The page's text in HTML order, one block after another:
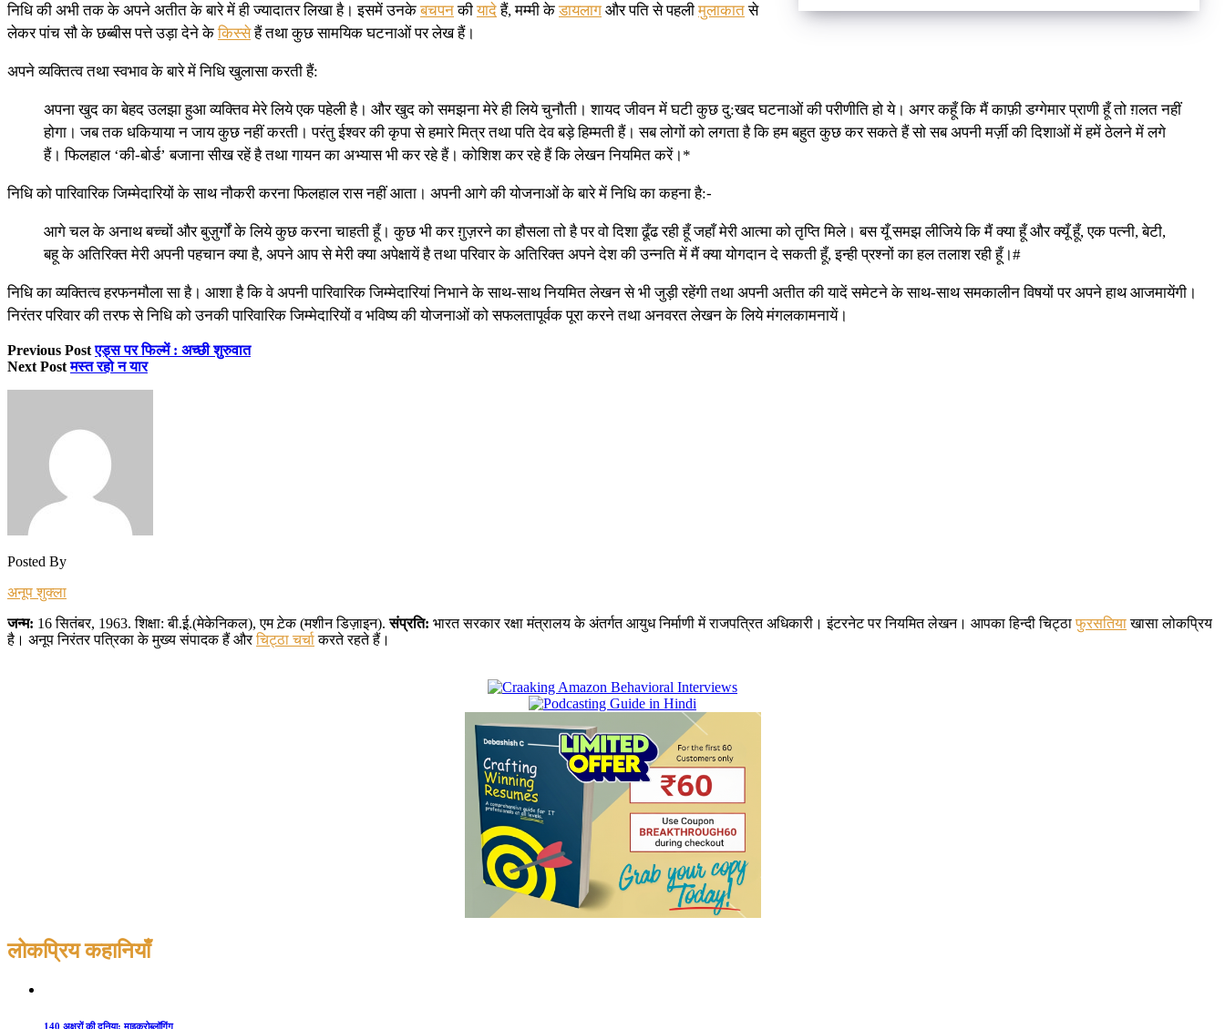
निधि की अभी तक के अपने अतीत के बारे में ही ज्यादातर लिखा है। इसमें उनकेबचपनकीयादेहैं, मम्मी केडायलाग और पति से पहलीमुलाकातसे
लेकर पांच सौ के छब्बीस पत्ते उड़ा देने केकिस्सेहैं तथा कुछ सामयिक घटनाओं पर लेख हैं।
अपने व्यक्तित्व तथा स्वभाव के बारे में निधि खुलासा करती हैं:
अपना खुद का बेहद उलझा हुआ व्यक्तिव मेरे लिये एक पहेली है। और खुद को समझना मेरे ही लिये चुनौती। शायद जीवन में घटी कुछ दु:खद घटनाओं की परीणीति हो ये। अगर कहूँ कि मैं काफ़ी डग्गेमार प्राणी हूँ तो ग़लत नहीं
होगा। जब तक धकियाया न जाय कुछ नहीं करती। परंतु ईश्वर की कृपा से हमारे मित्र तथा पति देव बड़े हिम्मती हैं। सब लोगों को लगता है कि हम बहुत कुछ कर सकते हैं सो सब अपनी मर्ज़ी की दिशाओं में हमें ठेलने में लगे
हैं। फिलहाल ‘की-बोर्ड’ बजाना सीख रहें है तथा गायन का अभ्यास भी कर रहे हैं। कोशिश कर रहे हैं कि लेखन नियमित करें।*
निधि को पारिवारिक जिम्मेदारियों के साथ नौकरी करना फिलहाल रास नहीं आता। अपनी आगे की योजनाओं के बारे में निधि का कहना है:-
आगे चल के अनाथ बच्चों और बुज़ुर्गों के लिये कुछ करना चाहती हूँ। कुछ भी कर ग़ुज़रने का हौसला तो है पर वो दिशा ढूँढ रही हूँ जहाँ मेरी आत्मा को तृप्ति मिले। बस यूँ समझ लीजिये कि मैं क्या हूँ और क्यूँ हूँ, एक पत्नी, बेटी,
बहू के अतिरिक्त मेरी अपनी पहचान क्या है, अपने आप से मेरी क्या अपेक्षायें है तथा परिवार के अतिरिक्त अपने देश की उन्नति में मैं क्या योगदान दे सकती हूँ, इन्ही प्रश्नों का हल तलाश रही हूँ।#
निधि का व्यक्तित्व हरफनमौला सा है। आशा है कि वे अपनी पारिवारिक जिम्मेदारियां निभाने के साथ-साथ नियमित लेखन से भी जुड़ी रहेंगी तथा अपनी अतीत की यादें समेटने के साथ-साथ समकालीन विषयों पर अपने हाथ आजमायेंगी।
निरंतर परिवार की तरफ से निधि को उनकी पारिवारिक जिम्मेदारियों व भविष्य की योजनाओं को सफलतापूर्वक पूरा करने तथा अनवरत लेखन के लिये मंगलकामनायें।
Previous Post एड्स पर फिल्में : अच्छी शुरुवात
Next Post मस्त रहो न यार
Posted By
अनूप शुक्ला
जन्म: 16 सितंबर, 1963. शिक्षा: बी.ई़.(मेकेनिकल), एम ट़ेक (मशीन डिज़ाइन).संप्रति: भारत सरकार रक्षा मंत्रालय के अंतर्गत आयुध निर्माणी में राजपत्रित अधिकारी। इंटरनेट पर नियमित लेखन। आपका हिन्दी चिट्ठाफुरसतियाखासा लोकप्रिय
है। अनूप निरंतर पत्रिका के मुख्य संपादक हैं औरचिट्ठा चर्चाकरते रहते हैं।
लोकप्रिय कहानियाँ
140 अक्षरों की दुनिया: माइक्रोब्लॉगिंग